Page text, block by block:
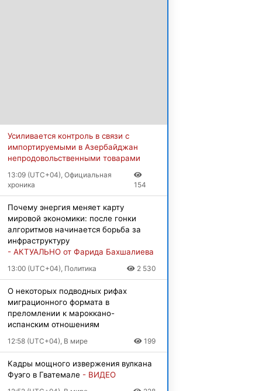
Усиливается контроль в связи с
импортируемыми в Азербайджан
непродовольственными товарами
13:09 (UTC+04), Официальная
хроника
154
Почему энергия меняет карту
мировой экономики: после гонки
алгоритмов начинается борьба за
инфраструктуру
- АКТУАЛЬНО от Фарида Бахшалиева
13:00 (UTC+04), Политика 2 530
О некоторых подводных рифах
миграционного формата в
преломлении к мароккано-
испанским отношениям
12:58 (UTC+04), В мире 199
Кадры мощного извержения вулкана
Фуэго в Гватемале - ВИДЕО